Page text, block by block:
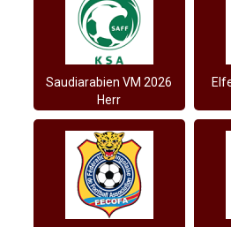
Saudiarabien VM 2026
Herr